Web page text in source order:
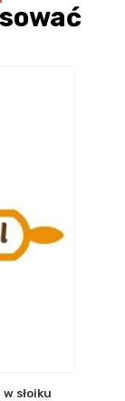
słoiku